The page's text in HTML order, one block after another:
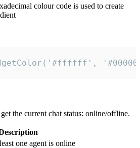
colour code is used to create
the current chat status: online/offline.
one agent is online